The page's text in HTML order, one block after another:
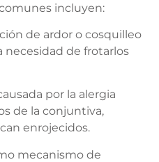
incluyen:
de ardor o cosquilleo
necesidad de frotarlos
por la alergia
de la conjuntiva,
enrojecidos.
mecanismo de